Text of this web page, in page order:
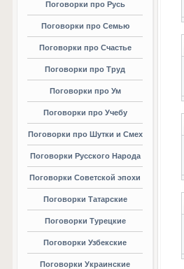
Поговорки про Русь
Поговорки про Семью
Поговорки про Счастье
Поговорки про Труд
Поговорки про Ум
Поговорки про Учебу
Поговорки про Шутки и Смех
Поговорки Русского Народа
Поговорки Советской эпохи
Поговорки Татарские
Поговорки Турецкие
Поговорки Узбекские
Поговорки Украинские